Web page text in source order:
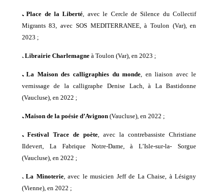
ﹳ Place de la Liberté, avec le Cercle de Silence du Collectif
Migrants 83,avec SOS MEDITERRANEE, à Toulon (Var), en
2023 ;
ﹳ Librairie Charlemagne à Toulon (Var), en 2023 ;
ﹳ La Maison des calligraphies du monde, en liaison avecle
vernissage de la calligraphe Denise Lach, à La Bastidonne
(Vaucluse), en 2022 ;
ﹳ Maison de la poésie d’Avignon (Vaucluse), en 2022 ;
ﹳ Festival Trace de poète, aveclacontrebassiste Christiane
Ildevert, La Fabrique Notre-Dame,à L’Isle-sur-la- Sorgue
(Vaucluse), en 2022 ;
ﹳ La Minoterie,avec le musicien Jeff de La Chaise, àLésigny
(Vienne), en 2022 ;